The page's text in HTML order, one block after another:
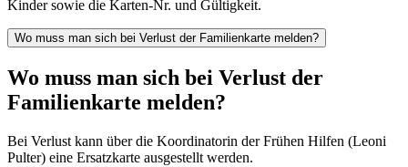
Kinder sowie die Karten-Nr. und Gültigkeit.
Wo muss man sich bei Verlust der Familienkarte melden?
Wo muss man sich bei Verlust der
Familienkarte melden?
Bei Verlust kann über die Koordinatorin der Frühen Hilfen (Leoni
Pulter) eine Ersatzkarte ausgestellt werden.